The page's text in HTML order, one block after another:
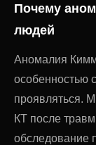
Почему
людей
Аномалия
особенностью
проявляться.
КТ после
обследование